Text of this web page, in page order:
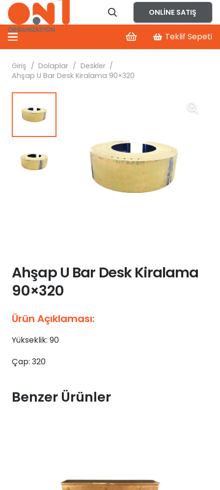
ONLINE SATIŞ
Teklif Sepeti
Giriş / Dolaplar / Deskler /
Ahşap U Bar Desk Kiralama 90×320
Ahşap U Bar Desk Kiralama
90×320
Ürün Açıklaması:
Yükseklik: 90
Çap: 320
Benzer Ürünler